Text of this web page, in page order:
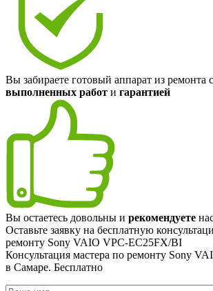
Вы забираете готовый аппарат из ремонта с
выполненных работ и гарантией
Вы остаетесь довольны и рекомендуете
Оставьте заявку на бесплатную
ремонту Sony VAIO VPC-EC25FX/BI
Консультация мастера по ремонту Sony
в Самаре. Бесплатно